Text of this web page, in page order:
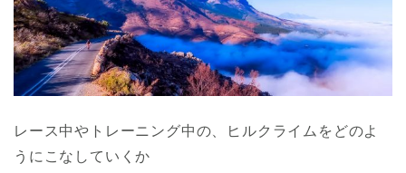
レース中やトレーニング中の、ヒルクライムをどのよ
うにこなしていくか